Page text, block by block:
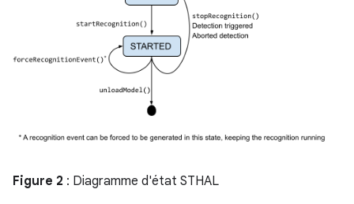
Figure 2 : Diagramme d'état STHAL